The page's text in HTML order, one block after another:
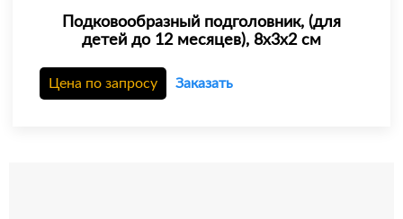
Подковообразный подголовник, (для
детей до 12 месяцев), 8х3х2 см
Цена по запросу Заказать